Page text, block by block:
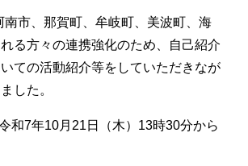
南市、那賀町、牟岐町、美波町、海
る方々の連携強化のため、自己紹介
ての活動紹介等をしていただきなが
した。
和7年10月21日（木）13時30分から